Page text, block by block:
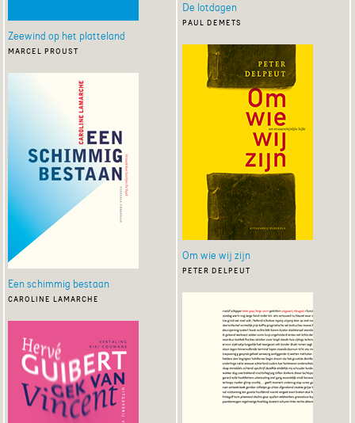
Zeewind op het platteland
marcel proust
Een schimmig bestaan
caroline lamarche
De lotdagen
paul demets
Om wie wij zijn
peter delpeut